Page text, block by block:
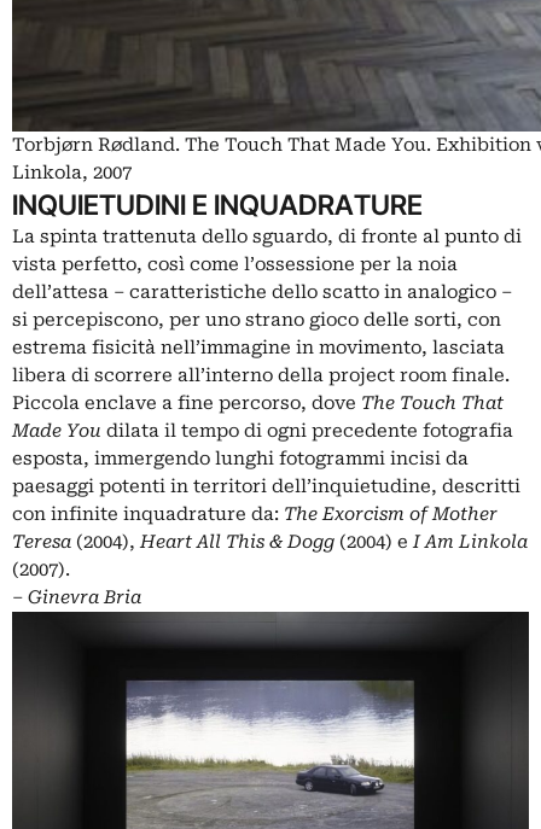
Torbjørn Rødland. The Touch That Made You. Exhibition
Linkola, 2007
INQUIETUDINI E INQUADRATURE
La spinta trattenuta dello sguardo, di fronte al punto di
vista perfetto, così come l’ossessione per la noia
dell’attesa ‒ caratteristiche dello scatto in analogico ‒
si percepiscono, per uno strano gioco delle sorti, con
estrema fisicità nell’immagine in movimento, lasciata
libera di scorrere all’interno della project room finale.
Piccola enclave a fine percorso, dove The Touch That
Made You dilata il tempo di ogni precedente fotografia
esposta, immergendo lunghi fotogrammi incisi da
paesaggi potenti in territori dell’inquietudine, descritti
con infinite inquadrature da: The Exorcism of Mother
Teresa (2004),Heart All This & Dogg (2004) eI Am Linkola
(2007).
‒ Ginevra Bria